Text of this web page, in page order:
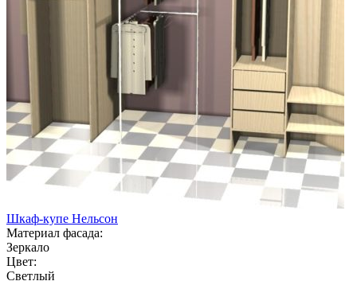
Шкаф-купе Нельсон
Материал фасада:
Зеркало
Цвет:
Светлый